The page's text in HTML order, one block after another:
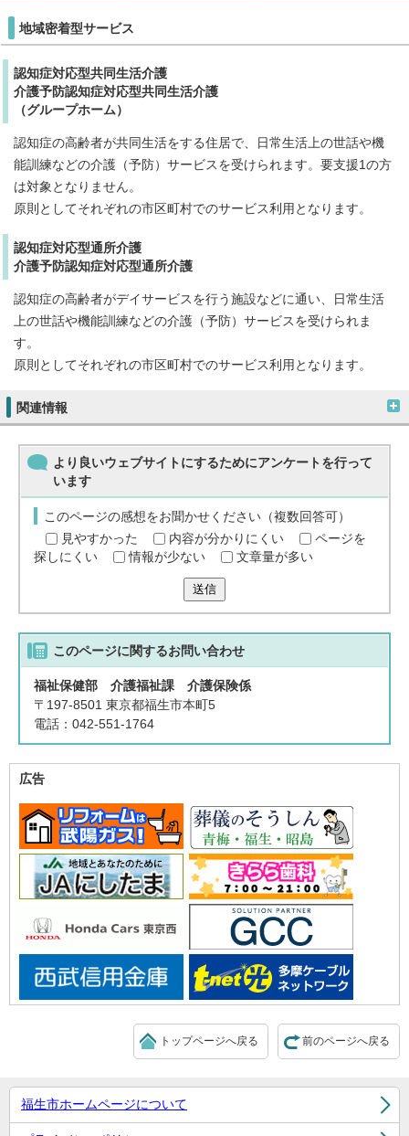
地域密着型サービス
認知症対応型共同生活介護
介護予防認知症対応型共同生活介護
（グループホーム）
認知症の高齢者が共同生活をする住居で、日常生活上の世話や機
能訓練などの介護（予防）サービスを受けられます。要支援1の方
は対象となりません。
原則としてそれぞれの市区町村でのサービス利用となります。
認知症対応型通所介護
介護予防認知症対応型通所介護
認知症の高齢者がデイサービスを行う施設などに通い、日常生活
上の世話や機能訓練などの介護（予防）サービスを受けられま
す。
原則としてそれぞれの市区町村でのサービス利用となります。
関連情報
より良いウェブサイトにするためにアンケートを行って
います
このページの感想をお聞かせください（複数回答可）
見やすかった
内容が分かりにくい
ページを
探しにくい
情報が少ない 文章量が多い
送信
このページに関するお問い合わせ
福祉保健部 介護福祉課 介護保険係
〒197-8501 東京都福生市本町5
電話：042-551-1764
広告
前のページへ戻る
トップページへ戻る
福生市ホームページについて